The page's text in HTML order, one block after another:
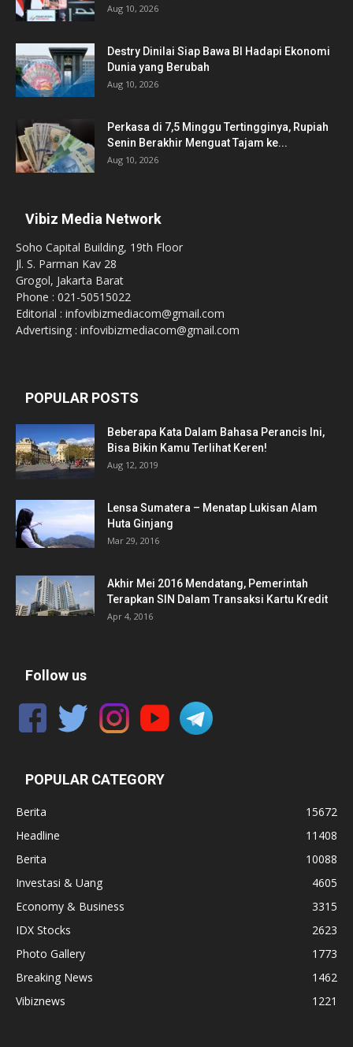
Aug 10, 2026
Destry Dinilai Siap Bawa BI Hadapi Ekonomi
Dunia yang Berubah
Aug 10, 2026
Perkasa di 7,5 Minggu Tertingginya, Rupiah
Senin Berakhir Menguat Tajam ke...
Aug 10, 2026
Vibiz Media Network
Soho Capital Building, 19th Floor
Jl. S. Parman Kav 28
Grogol, Jakarta Barat
Phone : 021-50515022
Editorial : infovibizmediacom@gmail.com
Advertising : infovibizmediacom@gmail.com
POPULAR POSTS
Beberapa Kata Dalam Bahasa Perancis Ini,
Bisa Bikin Kamu Terlihat Keren!
Aug 12, 2019
Lensa Sumatera – Menatap Lukisan Alam
Huta Ginjang
Mar 29, 2016
Akhir Mei 2016 Mendatang, Pemerintah
Terapkan SIN Dalam Transaksi Kartu Kredit
Apr 4, 2016
Follow us
POPULAR CATEGORY
Berita
15672
Headline
11408
Berita
10088
Investasi & Uang
4605
Economy & Business
3315
IDX Stocks
2623
Photo Gallery
1773
Breaking News
1462
Vibiznews
1221